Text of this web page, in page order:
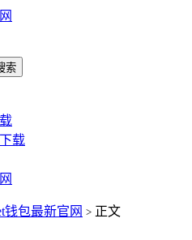
索
载
钱包最新官网 > 正文